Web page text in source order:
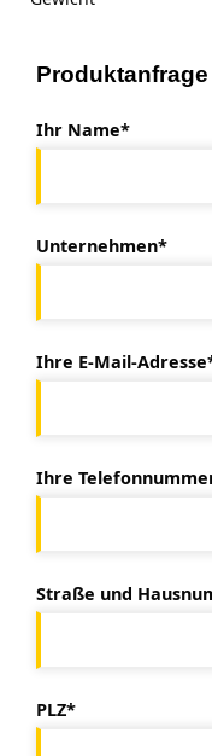
Produktanfrage
Ihr Name*
Unternehmen*
Ihre E-Mail-
Ihre
Straße und
PLZ*